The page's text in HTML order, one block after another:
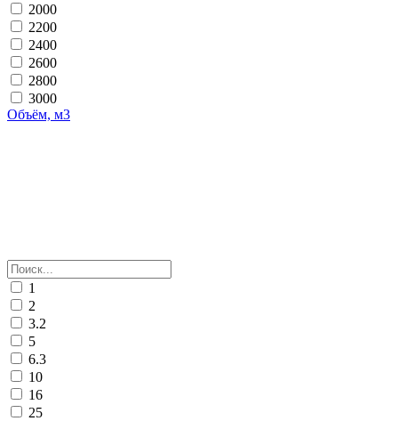
2000
2200
2400
2600
2800
3000
Объём, м3
1
2
3.2
5
6.3
10
16
25